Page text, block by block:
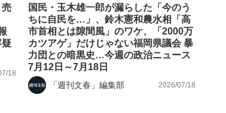
と見る
売
疑
18
国民・玉木雄一郎が漏らした「今のう
ちに自民を…」、鈴木憲和農水相「高
市首相とは隙間風」のワケ、「2000万
カツアゲ」だけじゃない福岡県議会 暴
力団との暗黒史…今週の政治ニュース
7月12日～7月18日
「週刊文春」編集部 2026/07/18